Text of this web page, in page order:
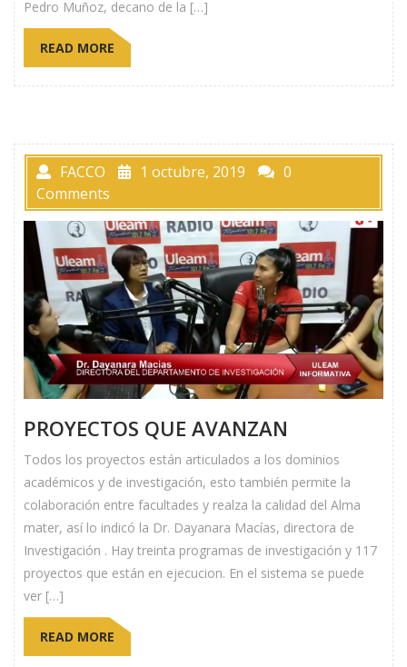
Pedro Muñoz, decano de la […]
READ MORE
FACCO 1 octubre, 2019
0
Comments
PROYECTOS QUE AVANZAN
Todos los proyectos están articulados a los dominios
académicos y de investigación, esto también permite la
colaboración entre facultades y realza la calidad del Alma
mater, así lo indicó la Dr. Dayanara Macías, directora de
Investigación . Hay treinta programas de investigación y 117
proyectos que están en ejecucion. En el sistema se puede
ver […]
READ MORE